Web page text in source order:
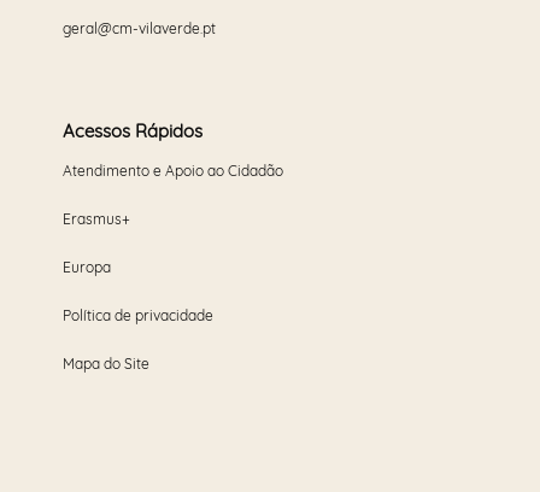
geral@cm-vilaverde.pt
Acessos Rápidos
Atendimento e Apoio ao Cidadão
Erasmus+
Europa
Política de privacidade
Mapa do Site